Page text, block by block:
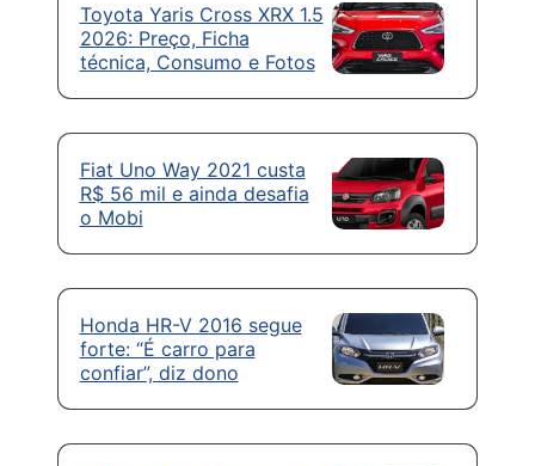
Toyota Yaris Cross XRX 1.5
2026: Preço, Ficha
técnica, Consumo e Fotos
Fiat Uno Way 2021 custa
R$ 56 mil e ainda desafia
o Mobi
Honda HR-V 2016 segue
forte: “É carro para
confiar”, diz dono